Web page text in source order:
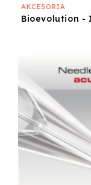
AKCESORIA
Bioevolution -